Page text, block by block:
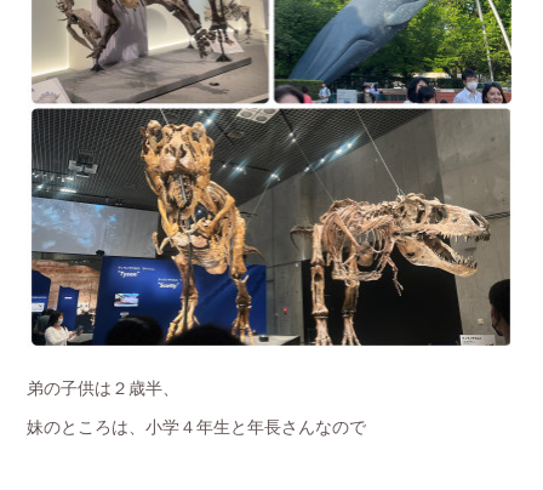
弟の子供は２歳半、
妹のところは、小学４年生と年長さんなので